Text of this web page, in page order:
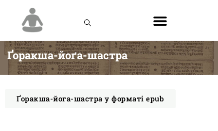
Ґоракша-йоґа-шастра
Ґоракша-йога-шастра у форматі epub